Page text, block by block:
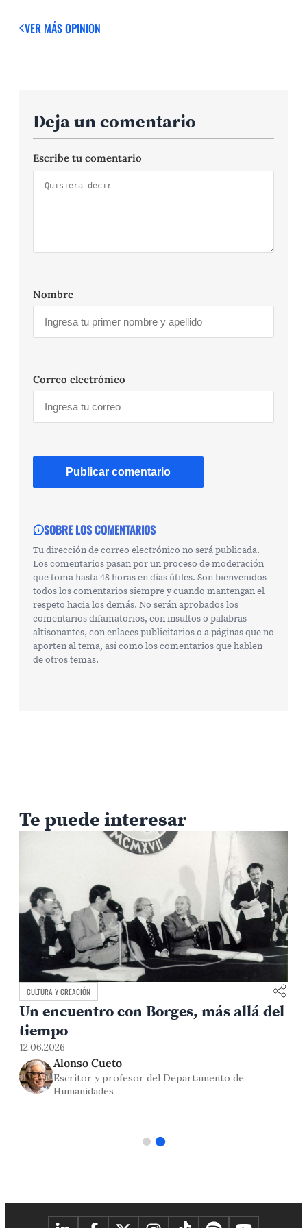
VER MÁS OPINION
Deja un comentario
Escribe tu comentario
Nombre
Correo electrónico
SOBRE LOS COMENTARIOS
Tu dirección de correo electrónico no será publicada.
Los comentarios pasan por un proceso de moderación
que toma hasta 48 horas en días útiles. Son bienvenidos
todos los comentarios siempre y cuando mantengan el
respeto hacia los demás. No serán aprobados los
comentarios difamatorios, con insultos o palabras
altisonantes, con enlaces publicitarios o a páginas que no
aporten al tema, así como los comentarios que hablen
de otros temas.
Te puede interesar
CULTURA Y CREACIÓN
Un encuentro con Borges, más allá del
tiempo
12.06.2026
Alonso Cueto
Escritor y profesor del Departamento de
Humanidades